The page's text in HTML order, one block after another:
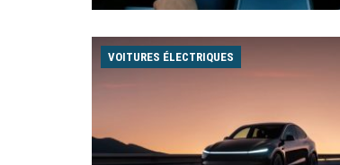
VOITURES ÉLECTRIQUES